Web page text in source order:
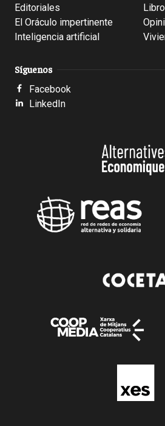
Editoriales
El Oráculo impertinente
Inteligencia artificial
Síguenos
Facebook
LinkedIn